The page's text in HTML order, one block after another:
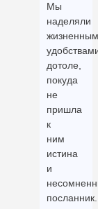
Мы
наделяли
дотоле,
покуда
не
пришла
к
ним
истина
и
посланник.